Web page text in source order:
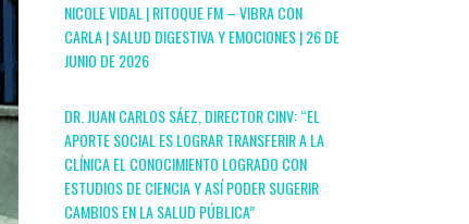
NICOLE VIDAL | RITOQUE FM – VIBRA CON
CARLA | SALUD DIGESTIVA Y EMOCIONES | 26 DE
JUNIO DE 2026
DR. JUAN CARLOS SÁEZ, DIRECTOR CINV: “EL
APORTE SOCIAL ES LOGRAR TRANSFERIR A LA
CLÍNICA EL CONOCIMIENTO LOGRADO CON
ESTUDIOS DE CIENCIA Y ASÍ PODER SUGERIR
CAMBIOS EN LA SALUD PÚBLICA”